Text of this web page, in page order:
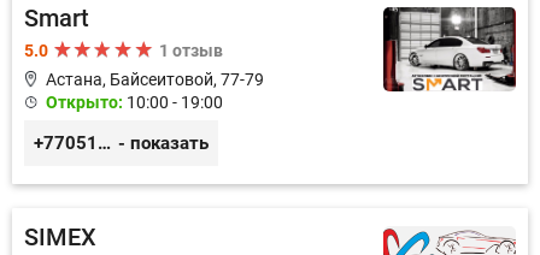
Smart
5.0
1 отзыв
Астана, Байсеитовой, 77-79
Открыто: 10:00 - 19:00
+77051092269 - показать
SIMEX